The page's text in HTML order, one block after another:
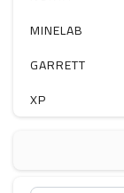
MINELAB
GARRETT
XP